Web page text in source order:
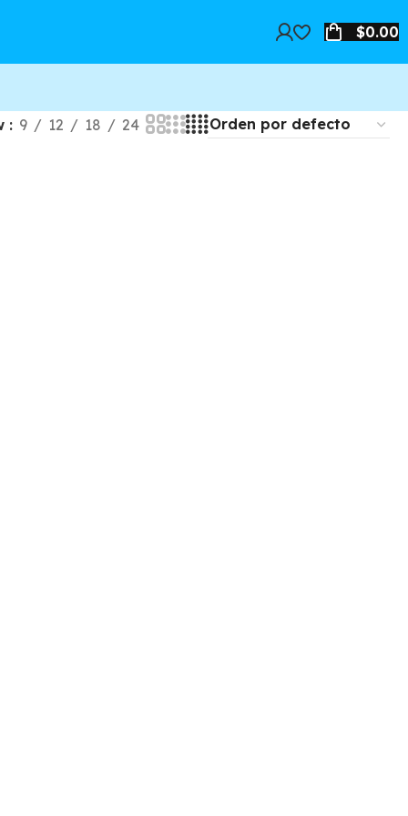
$0.00
9 12 18 24